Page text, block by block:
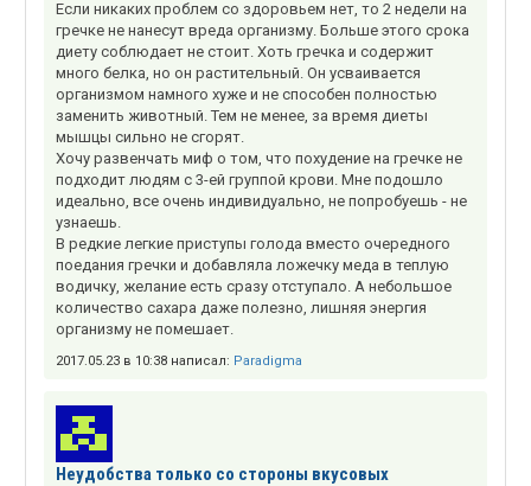
Если никаких проблем со здоровьем нет, то 2 недели на
гречке не нанесут вреда организму. Больше этого срока
диету соблюдает не стоит. Хоть гречка и содержит
много белка, но он растительный. Он усваивается
организмом намного хуже и не способен полностью
заменить животный. Тем не менее, за время диеты
мышцы сильно не сгорят.
Хочу развенчать миф о том, что похудение на гречке не
подходит людям с 3-ей группой крови. Мне подошло
идеально, все очень индивидуально, не попробуешь - не
узнаешь.
В редкие легкие приступы голода вместо очередного
поедания гречки и добавляла ложечку меда в теплую
водичку, желание есть сразу отступало. А небольшое
количество сахара даже полезно, лишняя энергия
организму не помешает.
2017.05.23 в 10:38 написал: Paradigma
Неудобства только со стороны вкусовых